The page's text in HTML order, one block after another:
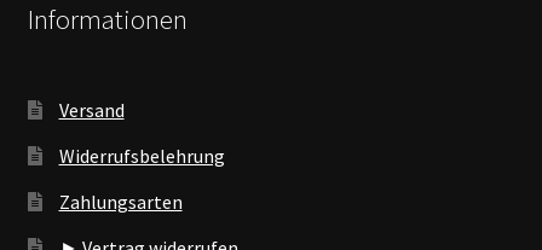
Informationen
Versand
Widerrufsbelehrung
Zahlungsarten